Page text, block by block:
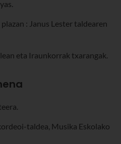
: Janus Lester taldearen
eta Iraunkorrak txarangak.
taldea, Musika Eskolako